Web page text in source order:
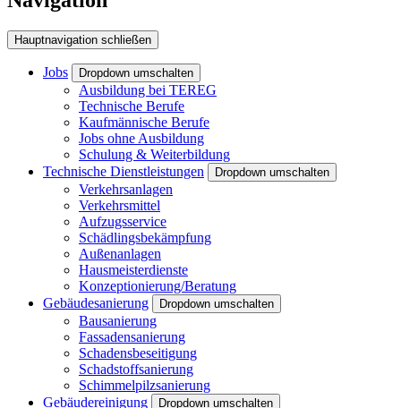
Hauptnavigation schließen
Jobs Dropdown umschalten
Ausbildung bei TEREG
Technische Berufe
Kaufmännische Berufe
Jobs ohne Ausbildung
Schulung & Weiterbildung
Technische Dienstleistungen
Dropdown umschalten
Verkehrsanlagen
Verkehrsmittel
Aufzugsservice
Schädlingsbekämpfung
Außenanlagen
Hausmeisterdienste
Konzeptionierung/Beratung
Gebäudesanierung
Dropdown umschalten
Bausanierung
Fassadensanierung
Schadensbeseitigung
Schadstoffsanierung
Schimmelpilzsanierung
Gebäudereinigung
Dropdown umschalten